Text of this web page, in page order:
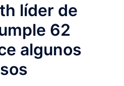
líder de
62
algunos